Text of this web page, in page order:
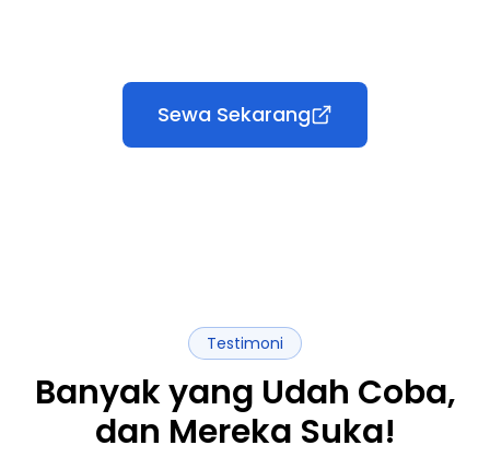
Sewa Sekarang
Testimoni
Banyak yang Udah Coba,
dan Mereka Suka!